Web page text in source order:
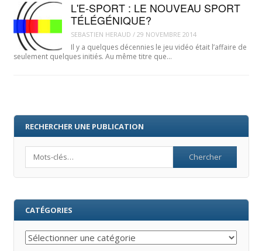
L'E-SPORT : LE NOUVEAU SPORT
TÉLÉGÉNIQUE?
SEBASTIEN HERAUD / 29 NOVEMBRE 2014
Il y a quelques décennies le jeu vidéo était l’affaire de
seulement quelques initiés. Au même titre que…
RECHERCHER UNE PUBLICATION
CATÉGORIES
Catégories